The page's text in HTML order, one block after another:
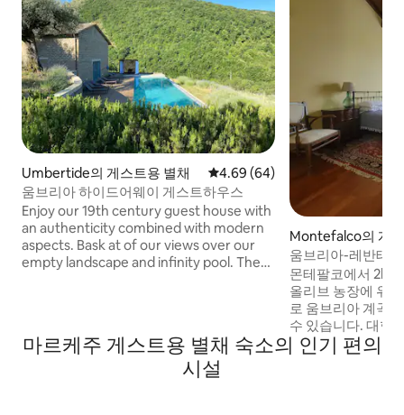
Umbertide의 게스트용 별채 평점 4.69점(5점 만점), 후기 64
4.69 (64)
움브리아 하이드어웨이 게스트하우스
Enjoy our 19th century guest house with
an authenticity combined with modern
aspects. Bask at of our views over our
empty landscape and infinity pool. The
Come to disconnect and stay in a Special
note that we live in nature which means
Montefalco의 게
움브리아-레반테
아시스(수영장 포
몬테팔코에서
올리브 농장에 위
로 움브리아 계곡
수 있습니다. 대형 해수 수영장은 단 3개의
숙소만 이용할 수
며 빈 경우가 많습
마르케주 게스트용 별채 숙소의 인기 편의
시설